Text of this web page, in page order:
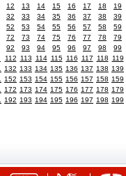
12 13 14 15 16 17 18 19
32 33 34 35 36 37 38 39
52 53 54 55 56 57 58 59
72 73 74 75 76 77 78 79
92 93 94 95 96 97 98 99
112 113 114 115 116 117 118 119
132 133 134 135 136 137 138 139
152 153 154 155 156 157 158 159
172 173 174 175 176 177 178 179
192 193 194 195 196 197 198 199